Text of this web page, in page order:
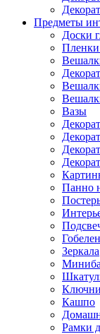
Предметы
Доски
Пленки
Вазы
Панно
Зеркала
Кашпо
Рамки